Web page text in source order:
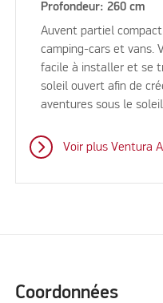
Profondeur: 260 cm
Auvent partiel
camping-cars et vans.
facile à installer et se
soleil ouvert afin de
aventures sous le
Voir plus Ventura
Coordonnées